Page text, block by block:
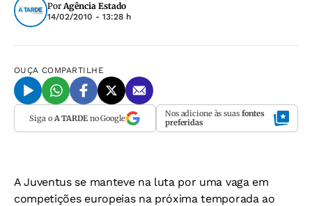
PorAgência Estado
14/02/2010 - 13:28 h
OUÇA COMPARTILHE
Siga o A TARDEno Google Nos adicione às suas fontes
preferidas
A Juventus se manteve na luta por uma vaga em
competições europeias na próxima temporada ao